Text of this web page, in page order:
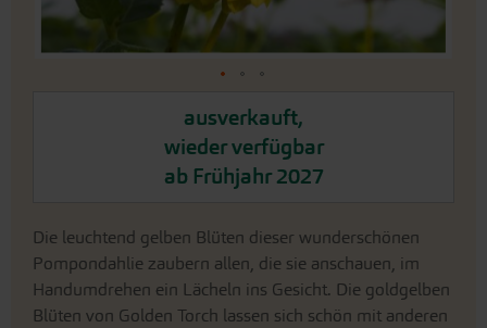
ausverkauft,
wieder verfügbar
ab Frühjahr 2027
Die leuchtend gelben Blüten dieser wunderschönen
Pompondahlie zaubern allen, die sie anschauen, im
Handumdrehen ein Lächeln ins Gesicht. Die goldgelben
Blüten von Golden Torch lassen sich schön mit anderen